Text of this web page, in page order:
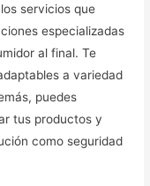
servicios que
especializadas
al final. Te
a variedad
puedes
tus productos y
como seguridad